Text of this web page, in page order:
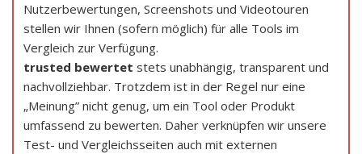
Nutzerbewertungen, Screenshots und Videotouren
stellen wir Ihnen (sofern möglich) für alle Tools im
Vergleich zur Verfügung.
trusted bewertet stets unabhängig, transparent und
nachvollziehbar. Trotzdem ist in der Regel nur eine
„Meinung” nicht genug, um ein Tool oder Produkt
umfassend zu bewerten. Daher verknüpfen wir unsere
Test- und Vergleichsseiten auch mit externen